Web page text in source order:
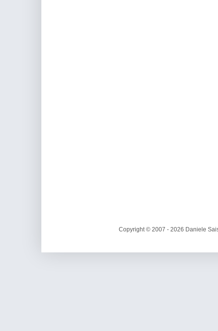
Copyright © 2007 - 2026 Daniele